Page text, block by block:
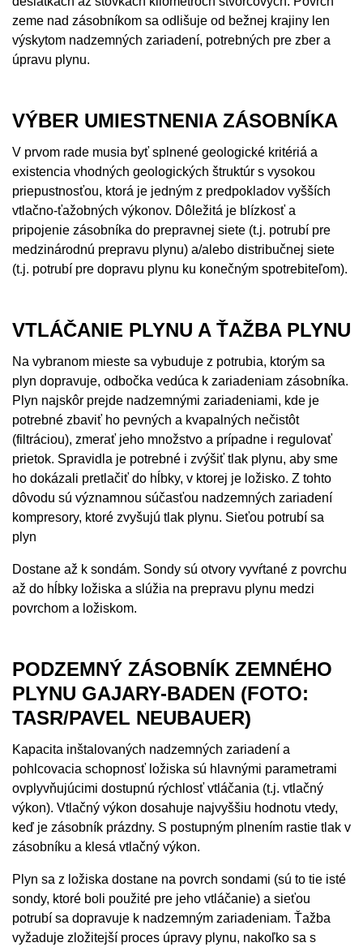
zeme nad zásobníkom sa odlišuje od bežnej krajiny len
výskytom nadzemných zariadení, potrebných pre zber a
úpravu plynu.
VÝBER UMIESTNENIA ZÁSOBNÍKA
V prvom rade musia byť splnené geologické kritériá a
existencia vhodných geologických štruktúr s vysokou
priepustnosťou, ktorá je jedným z predpokladov vyšších
vtlačno-ťažobných výkonov. Dôležitá je blízkosť a
pripojenie zásobníka do prepravnej siete (t.j. potrubí pre
medzinárodnú prepravu plynu) a/alebo distribučnej siete
(t.j. potrubí pre dopravu plynu ku konečným spotrebiteľom).
VTLÁČANIE PLYNU A ŤAŽBA PLYNU
Na vybranom mieste sa vybuduje z potrubia, ktorým sa
plyn dopravuje, odbočka vedúca k zariadeniam zásobníka.
Plyn najskôr prejde nadzemnými zariadeniami, kde je
potrebné zbaviť ho pevných a kvapalných nečistôt
(filtráciou), zmerať jeho množstvo a prípadne i regulovať
prietok. Spravidla je potrebné i zvýšiť tlak plynu, aby sme
ho dokázali pretlačiť do hĺbky, v ktorej je ložisko. Z tohto
dôvodu sú významnou súčasťou nadzemných zariadení
kompresory, ktoré zvyšujú tlak plynu. Sieťou potrubí sa
plyn
Dostane až k sondám. Sondy sú otvory vyvŕtané z povrchu
až do hĺbky ložiska a slúžia na prepravu plynu medzi
povrchom a ložiskom.
PODZEMNÝ ZÁSOBNÍK ZEMNÉHO
PLYNU GAJARY-BADEN (FOTO:
TASR/PAVEL NEUBAUER)
Kapacita inštalovaných nadzemných zariadení a
pohlcovacia schopnosť ložiska sú hlavnými parametrami
ovplyvňujúcimi dostupnú rýchlosť vtláčania (t.j. vtlačný
výkon). Vtlačný výkon dosahuje najvyššiu hodnotu vtedy,
keď je zásobník prázdny. S postupným plnením rastie tlak v
zásobníku a klesá vtlačný výkon.
Plyn sa z ložiska dostane na povrch sondami (sú to tie isté
sondy, ktoré boli použité pre jeho vtláčanie) a sieťou
potrubí sa dopravuje k nadzemným zariadeniam. Ťažba
vyžaduje zložitejší proces úpravy plynu, nakoľko sa s